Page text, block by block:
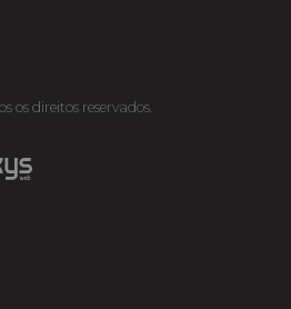
os direitos reservados.